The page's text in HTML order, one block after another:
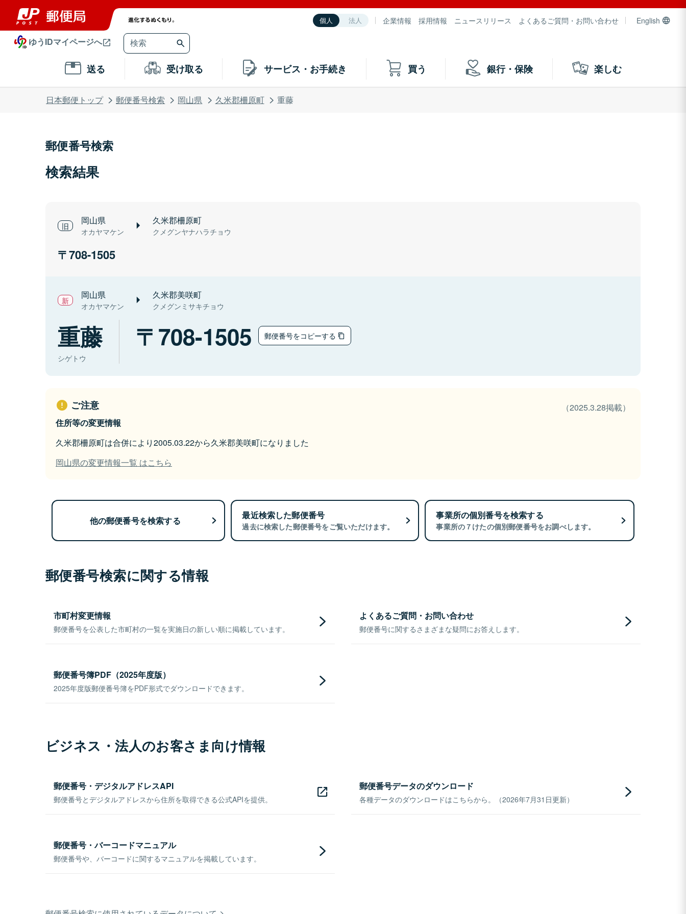
個人 法人 企業情報 採用情報 ニュースリリース よくあるご質問・お問い合わせ English
ゆうIDマイページへ
送る 受け取る サービス・お手続き 買う 銀行・保険 楽しむ
日本郵便トップ 郵便番号検索 岡山県 久米郡柵原町 重藤
郵便番号検索
検索結果
岡山県
オカヤマケン
久米郡柵原町
クメグンヤナハラチョウ
708-1505
岡山県
オカヤマケン
久米郡美咲町
クメグンミサキチョウ
重藤
シゲトウ
708-1505 郵便番号をコピーする
ご注意
（2025.3.28掲載）
住所等の変更情報
久米郡柵原町は合併により2005.03.22から久米郡美咲町になりました
岡山県の変更情報一覧 はこちら
他の郵便番号を検索する 最近検索した郵便番号
過去に検索した郵便番号をご覧いただけます。
事業所の個別番号を検索する
事業所の７けたの個別郵便番号をお調べします。
郵便番号検索に関する情報
市町村変更情報
郵便番号を公表した市町村の一覧を実施日の新しい順に掲載しています。
よくあるご質問・お問い合わせ
郵便番号に関するさまざまな疑問にお答えします。
郵便番号簿PDF（2025年度版）
2025年度版郵便番号簿をPDF形式でダウンロードできます。
ビジネス・法人のお客さま向け情報
郵便番号・デジタルアドレスAPI
郵便番号とデジタルアドレスから住所を取得できる公式APIを提供。
郵便番号データのダウンロード
各種データのダウンロードはこちらから。（2026年7月31日更新）
郵便番号・バーコードマニュアル
郵便番号や、バーコードに関するマニュアルを掲載しています。